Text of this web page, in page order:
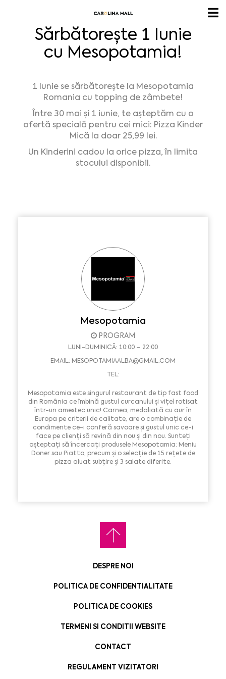
Sărbătorește 1 Iunie
cu Mesopotamia!
1 Iunie se sărbătorește la Mesopotamia
Romania cu topping de zâmbete!
Între 30 mai și 1 iunie, te așteptăm cu o
ofertă specială pentru cei mici: Pizza Kinder
Mică la doar 25,99 lei.
Un Kinderini cadou la orice pizza, în limita
stocului disponibil.
Mesopotamia
PROGRAM
LUNI-DUMINICĂ: 10:00 – 22:00
EMAIL: MESOPOTAMIAALBA@GMAIL.COM
TEL:
Mesopotamia este singurul restaurant de tip fast food
din România ce îmbină gustul curcanului și vițel rotisat
într-un amestec unic! Carnea, medaliată cu aur în
Europa pe criterii de calitate, are o combinație de
condimente ce-i conferă savoare și gustul unic ce-i
face pe clienți să revină din nou și din nou. Sunteți
așteptați să încercați produsele Mesopotamia: Meniu
Doner sau Piatto, precum și o selecție de 15 rețete de
pizza aluat subțire și 3 salate diferite.
DESPRE NOI
POLITICA DE CONFIDENTIALITATE
POLITICA DE COOKIES
TERMENI SI CONDITII WEBSITE
CONTACT
REGULAMENT VIZITATORI